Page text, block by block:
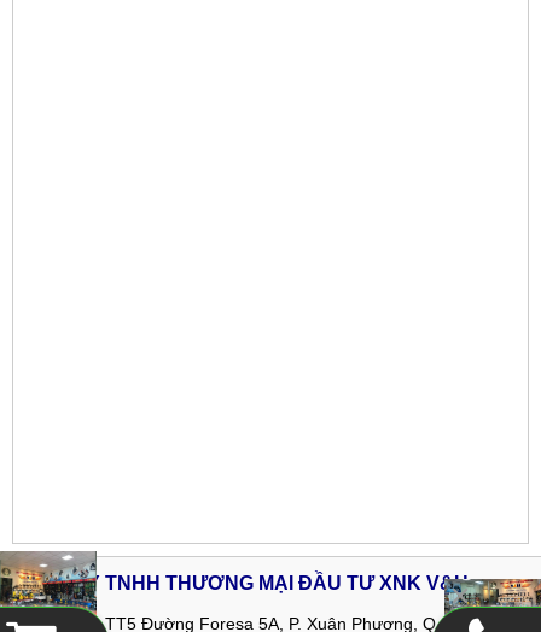
CÔNG TY TNHH THƯƠNG MẠI ĐẦU TƯ XNK V&H
Địa chỉ: 02-TT5 Đường Foresa 5A, P. Xuân Phương, Q. Nam Từ